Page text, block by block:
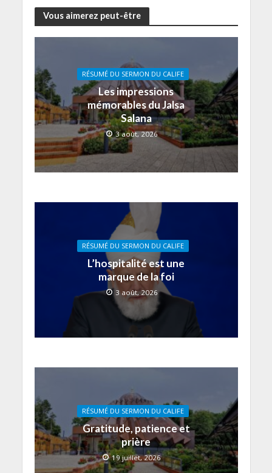
Vous aimerez peut-être
RÉSUMÉ DU SERMON DU CALIFE
Les impressions
mémorables du Jalsa
Salana
3 août, 2026
RÉSUMÉ DU SERMON DU CALIFE
L’hospitalité est une
marque de la foi
3 août, 2026
RÉSUMÉ DU SERMON DU CALIFE
Gratitude, patience et
prière
19 juillet, 2026